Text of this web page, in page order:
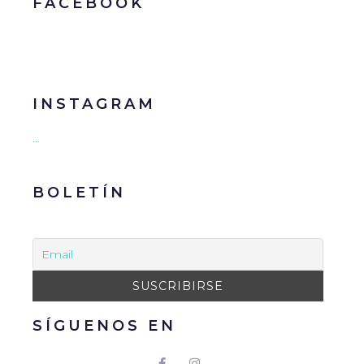
INSTAGRAM
…
BOLETÍN
SÍGUENOS EN